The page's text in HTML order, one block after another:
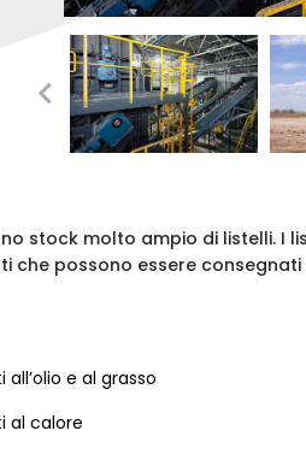
stock molto ampio di listelli.
che possono essere
all’olio e al grasso
al calore